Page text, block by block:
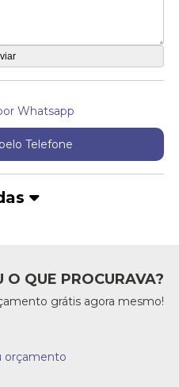
Whatsapp
Telefone
O QUE PROCURAVA?
grátis agora mesmo!
orçamento